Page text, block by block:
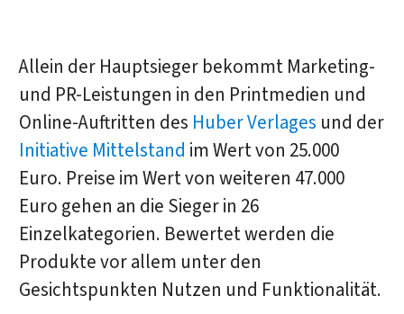
Allein der Hauptsieger bekommt Marketing-
und PR-Leistungen in den Printmedien und
Online-Auftritten des Huber Verlages und der
Initiative Mittelstand im Wert von 25.000
Euro. Preise im Wert von weiteren 47.000
Euro gehen an die Sieger in 26
Einzelkategorien. Bewertet werden die
Produkte vor allem unter den
Gesichtspunkten Nutzen und Funktionalität.